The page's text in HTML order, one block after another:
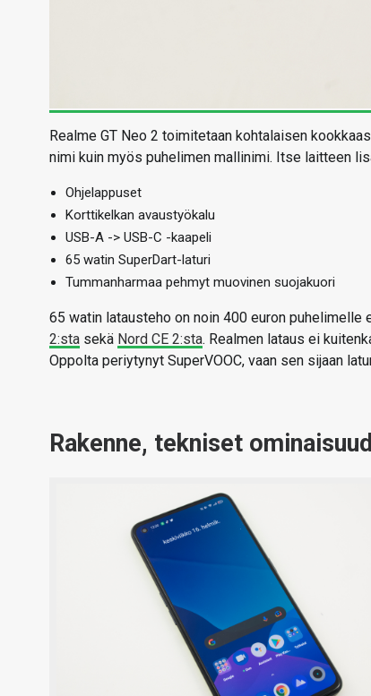
Realme GT Neo 2 toimitetaan kohtalaisen
nimi kuin myös puhelimen mallinimi. Itse laitteen
Ohjelappuset
Korttikelkan avaustyökalu
USB-A -> USB-C -kaapeli
65 watin SuperDart-laturi
Tummanharmaa pehmyt muovinen suojakuori
65 watin latausteho on noin 400 euron
2:sta sekä Nord CE 2:sta. Realmen lataus ei
Oppolta periytynyt SuperVOOC, vaan sen sijaan
Rakenne, tekniset